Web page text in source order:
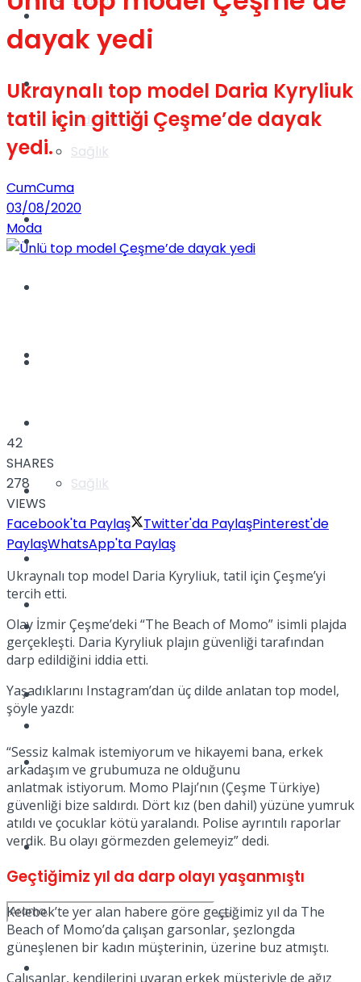
Videolar
Gündem
Sağlık
TV
Dünya
Gündem
Yaşam
Sağlık
TV
Müzik
Sinema
Tatil
Spor
Podcast
dayak yedi
Ukraynalı top model Daria Kyryliuk
tatil için gittiği Çeşme’de dayak
yedi.
CumCuma
03/08/2020
Moda
42
SHARES
278
VIEWS
Facebook'ta Paylaş
Twitter'da PaylaşPinterest'de
PaylaşWhatsApp'ta Paylaş
Ukraynalı top model Daria Kyryliuk, tatil için Çeşme’yi
tercih etti.
Olay İzmir Çeşme’deki “The Beach of Momo” isimli plajda
gerçekleşti. Daria Kyryliuk plajın güvenliği tarafından
darp edildiğini iddia etti.
Yaşadıklarını Instagram’dan üç dilde anlatan top model,
şöyle yazdı:
“Sessiz kalmak istemiyorum ve hikayemi bana, erkek
arkadaşım ve grubumuza ne olduğunu
anlatmak istiyorum. Momo Plajı’nın (Çeşme Türkiye)
güvenliği bize saldırdı. Dört kız (ben dahil) yüzüne yumruk
atıldı ve çocuklar kötü yaralandı. Polise ayrıntılı raporlar
verdik. Bu olayı görmezden gelemeyiz” dedi.
Geçtiğimiz yıl da darp olayı yaşanmıştı
Kelebek’te yer alan habere göre geçtiğimiz yıl da The
Beach of Momo’da çalışan garsonlar, şezlongda
güneşlenen bir kadın müşterinin, üzerine buz atmıştı.
Çalışanlar, kendilerini uyaran erkek müşteriyle de ağız